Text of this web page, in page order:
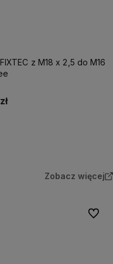
z M18 x 2,5 do M16
Zobacz więcej
Do